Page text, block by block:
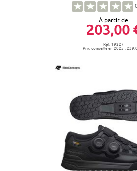
À partir de
203,00
Réf. 19227
Prix conseillé en 2025 :